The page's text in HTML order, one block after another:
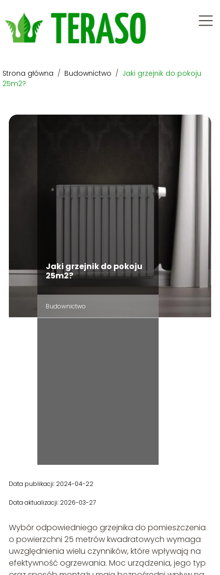
Strona główna / Budownictwo / Jaki grzejnik do pokoju
25m2?
Jaki grzejnik do pokoju
25m2?
Budownictwo
Data publikacji: 2024-04-22
Data aktualizacji: 2026-03-27
Wybór odpowiedniego grzejnika do pomieszczenia
o powierzchni 25 metrów kwadratowych wymaga
uwzględnienia wielu czynników, które wpływają na
efektywność ogrzewania. Moc urządzenia, jego typ